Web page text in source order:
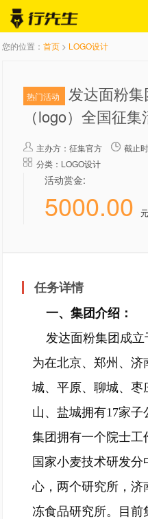
您的位置： 首页 > LOGO设计
热门活动
发达面粉集
（logo）全国征
主办方： 征集官方
截止
分类：LOGO设计
活动赏金:
5000.00 元
任务详情
一、集团介绍：
发达面粉集团成立
为在北京、郑州、
城、平原、聊城、枣
山、盐城拥有17家
集团拥有一个院士工
国家小麦技术研发
心，两个研究所，济
冻食品研究所。目前